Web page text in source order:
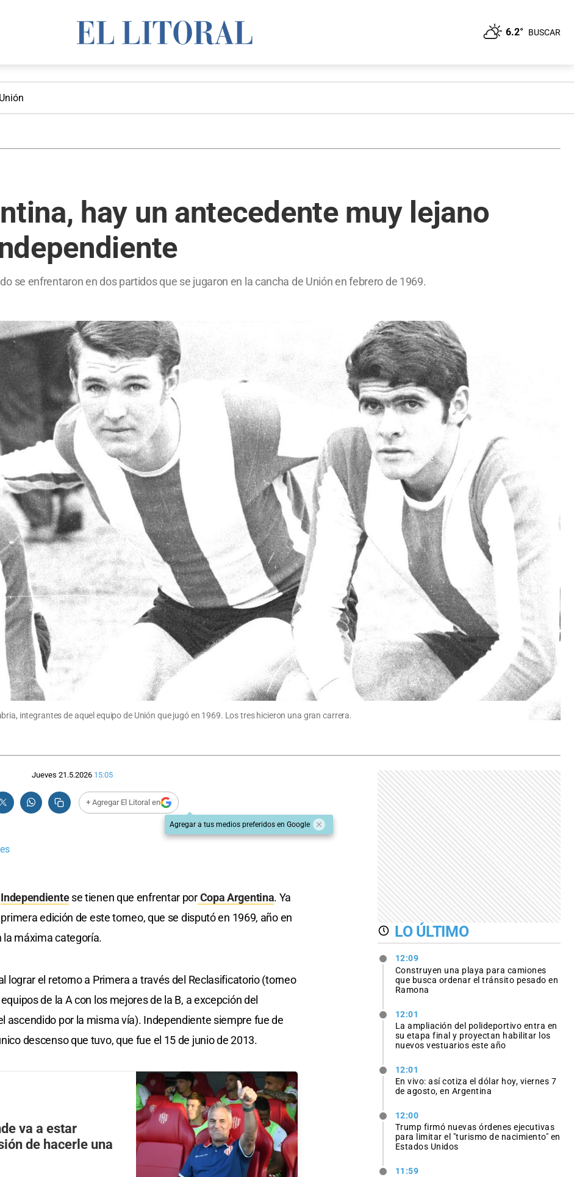
6.2° BUSCAR
Unión
hay un antecedente muy lejano
se enfrentaron en dos partidos que se jugaron en la cancha de Unión en febrero de 1969.
integrantes de aquel equipo de Unión que jugó en 1969. Los tres hicieron una gran carrera.
Jueves 21.5.2026 15:05
+ Agregar El Litoral en
Agregar a tus medios preferidos en Google
Independientese tienen que enfrentar porCopa Argentina. Ya
edición de este torneo, que se disputó en 1969, año en
la máxima categoría.
lograr el retorno a Primera a través del Reclasificatorio (torneo
de la A con los mejores de la B, a excepción del
ascendido por la misma vía). Independiente siempre fue de
descenso que tuvo, que fue el 15 de junio de 2013.
va a estar
de hacerle una
LO ÚLTIMO
12:09
Construyen una playa para camiones
que busca ordenar el tránsito pesado en
Ramona
12:01
La ampliación del polideportivo entra en
su etapa final y proyectan habilitar los
nuevos vestuarios este año
12:01
En vivo: así cotiza el dólar hoy, viernes 7
de agosto, en Argentina
12:00
Trump firmó nuevas órdenes ejecutivas
para limitar el "turismo de nacimiento" en
Estados Unidos
11:59